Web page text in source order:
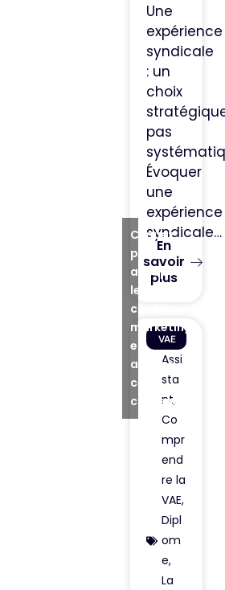
Une
expérience
syndicale
: un
choix
pas
Évoquer
une
expérience
syndicale…
En
savoir
plus
Cliquez
pour
accepter
les
cookies
marketing
et
activer
ce
contenu
VAE
Assi
sta
nt,
Co
mpr
end
re la
VAE,
Dipl
om
e,
La